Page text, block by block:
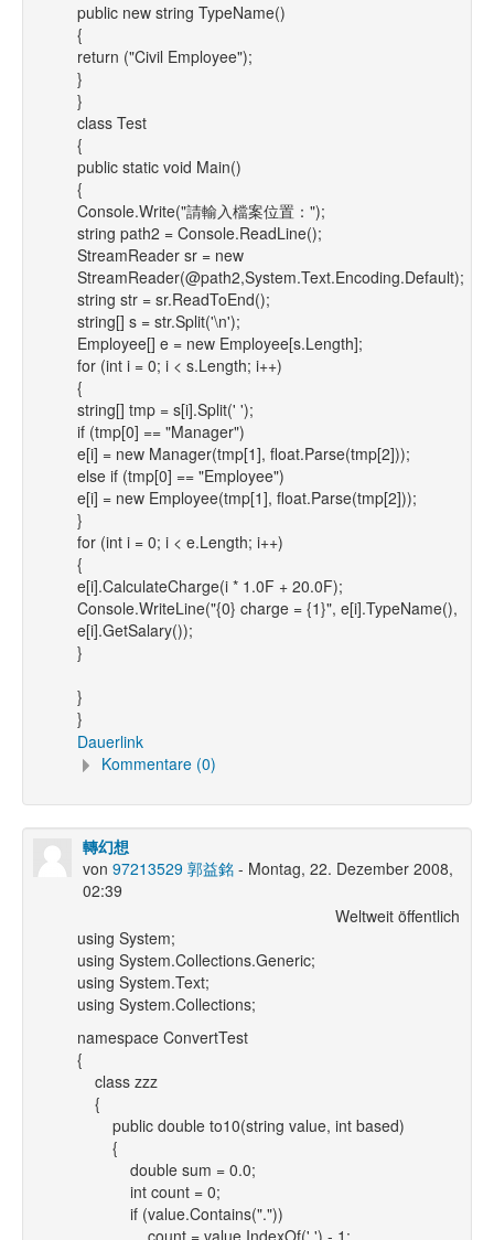
public new string TypeName()
{
return ("Civil Employee");
}
}
class Test
{
public static void Main()
{
Console.Write("請輸入檔案位置：");
string path2 = Console.ReadLine();
StreamReader sr = new
StreamReader(@path2,System.Text.Encoding.Default);
string str = sr.ReadToEnd();
string[] s = str.Split('\n');
Employee[] e = new Employee[s.Length];
for (int i = 0; i < s.Length; i++)
{
string[] tmp = s[i].Split(' ');
if (tmp[0] == "Manager")
e[i] = new Manager(tmp[1], float.Parse(tmp[2]));
else if (tmp[0] == "Employee")
e[i] = new Employee(tmp[1], float.Parse(tmp[2]));
}
for (int i = 0; i < e.Length; i++)
{
e[i].CalculateCharge(i * 1.0F + 20.0F);
Console.WriteLine("{0} charge = {1}", e[i].TypeName(),
e[i].GetSalary());
}
}
}
Dauerlink
Kommentare (0)
轉幻想
von 97213529 郭益銘 - Montag, 22. Dezember 2008,
02:39
Weltweit öffentlich
using System;
using System.Collections.Generic;
using System.Text;
using System.Collections;
namespace ConvertTest
{
class zzz
{
public double to10(string value, int based)
{
double sum = 0.0;
int count = 0;
if (value.Contains("."))
count = value.IndexOf('.') - 1;